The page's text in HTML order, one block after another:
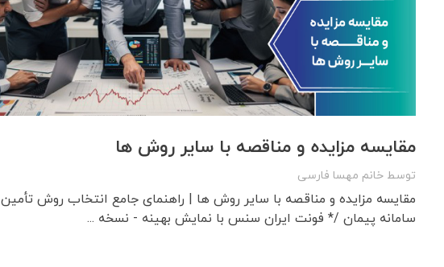
مقایسه مزایده و مناقصه با سایر روش ها
توسط خانم مهسا فارسی
مقایسه مزایده و مناقصه با سایر روش ها | راهنمای جامع انتخاب روش تأمین |
سامانه پیمان /* فونت ایران سنس با نمایش بهینه - نسخه ...